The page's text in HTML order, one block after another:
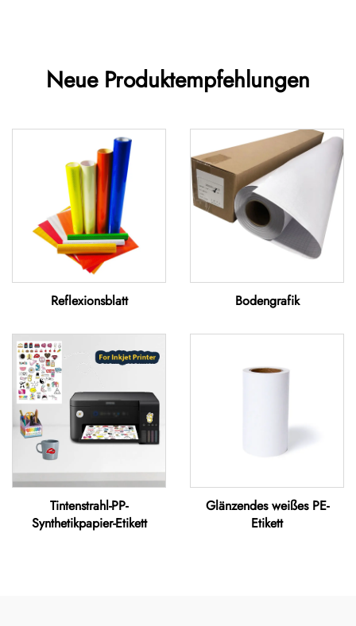
Neue Produktempfehlungen
Reflexionsblatt Bodengrafik
Tintenstrahl-PP-
Synthetikpapier-Etikett
Glänzendes weißes PE-
Etikett